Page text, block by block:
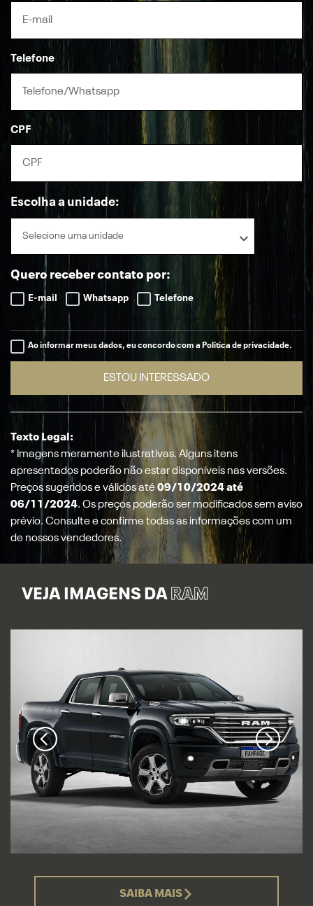
Telefone
CPF
Escolha a unidade:
Selecione uma unidade
Quero receber contato por:
E-mail Whatsapp Telefone
Ao informar meus dados, eu concordo com a Política de privacidade.
ESTOU INTERESSADO
Texto Legal:
* Imagens meramente ilustrativas. Alguns itens
apresentados poderão não estar disponíveis nas versões.
Preços sugeridos e válidos até09/10/2024 até
06/11/2024. Os preços poderão ser modificados sem aviso
prévio. Consulte e confirme todas as informações com um
de nossos vendedores.
VEJA IMAGENS DA RAM
SAIBA MAIS